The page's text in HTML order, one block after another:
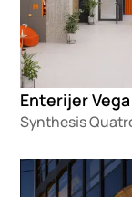
Synthesis
Loading